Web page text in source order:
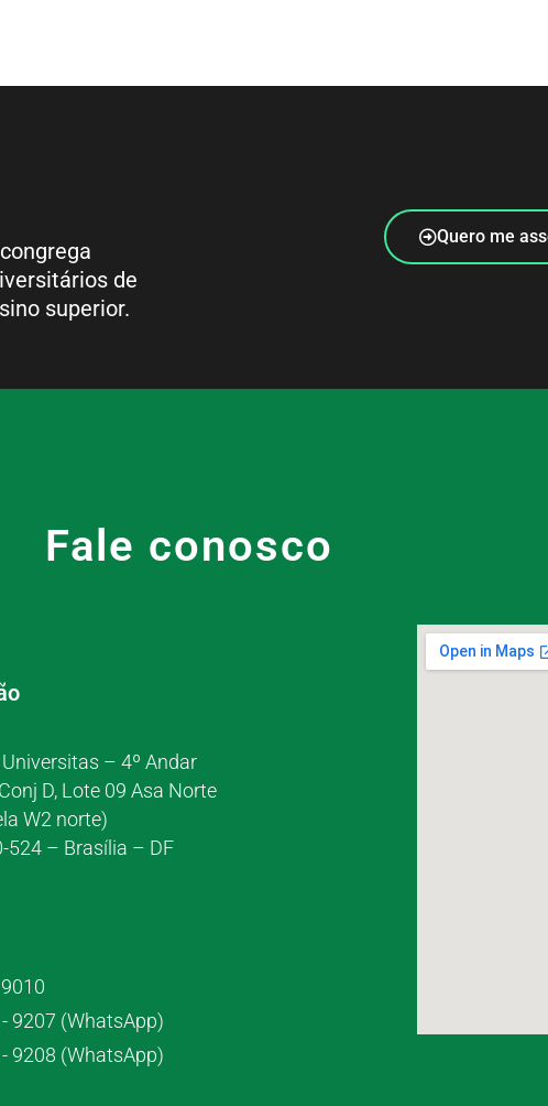
de
superior.
Quero me
Fale conosco
– 4º Andar
D, Lote 09 Asa Norte
W2 norte)
524 – Brasília – DF
9207 (WhatsApp)
9208 (WhatsApp)